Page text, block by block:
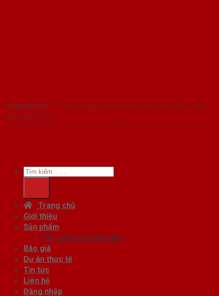
SaigonDoor™ - Hệ thống Showroom cửa hàng đầu Việt
Nam từ 2010
Copyright ⓒ 2010 – 2026 SaigonDoor™ | Đơn vị chủ quản SaigonDoor
Tìm
kiếm:
Trang chủ
Giới thiệu
Sản phẩm
Phụ kiện cửa nhà tắm
Báo giá
Dự án thực tế
Tin tức
Liên hệ
Đăng nhập